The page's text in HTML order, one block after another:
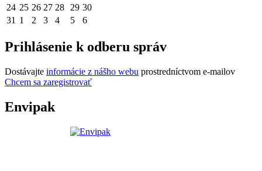
24 25 26 27 28 29 30
31 1 2 3 4 5 6
Prihlásenie k odberu správ
Dostávajte informácie z nášho webu prostredníctvom e-mailov
Chcem sa zaregistrovať
Envipak